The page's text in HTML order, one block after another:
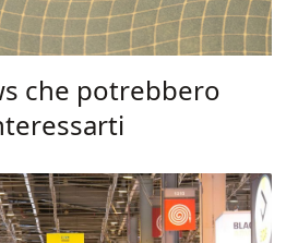
che potrebbero